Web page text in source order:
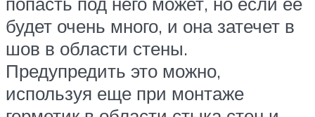
будет очень много, и она затечет в
шов в области стены.
Предупредить это можно,
используя еще при монтаже